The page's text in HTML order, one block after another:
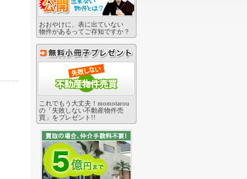
おおやけに、表に出ていない
物件があるってご存知ですか？
これでもう大丈夫！momotarou
の「失敗しない不動産物件売
買」をプレゼント!!